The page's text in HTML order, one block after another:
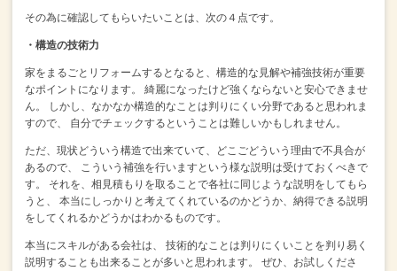
その為に確認してもらいたいことは、次の４点です。
・構造の技術力
家をまるごとリフォームするとなると、構造的な見解や補強技術が重要
なポイントになります。
綺麗になったけど強くならないと安心できませ
ん。
しかし、なかなか構造的なことは判りにくい分野であると思われま
すので、
自分でチェックするということは難しいかもしれません。
ただ、現状どういう構造で出来ていて、どこごどういう理由で不具合が
あるので、
こういう補強を行いますという様な説明は受けておくべきで
す。
それを、相見積もりを取ることで各社に同じような説明をしてもら
うと、
本当にしっかりと考えてくれているのかどうか、納得できる説明
をしてくれるかどうかはわかるものです。
本当にスキルがある会社は、
技術的なことは判りにくいことを判り易く
説明することも出来ることが多いと思われます。
ぜひ、お試しくださ